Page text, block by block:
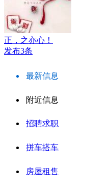
正，之亦心！
发布3条
最新信息
附近信息
招聘求职
拼车搭车
房屋租售